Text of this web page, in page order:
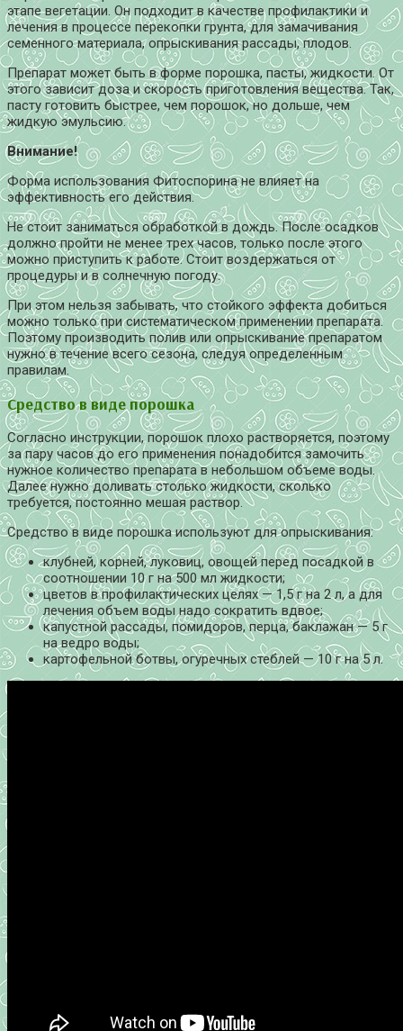
этапе вегетации. Он подходит в качестве профилактики и
лечения в процессе перекопки грунта, для замачивания
семенного материала, опрыскивания рассады, плодов.
Препарат может быть в форме порошка, пасты, жидкости. От
этого зависит доза и скорость приготовления вещества. Так,
пасту готовить быстрее, чем порошок, но дольше, чем
жидкую эмульсию.
Внимание!
Форма использования Фитоспорина не влияет на
эффективность его действия.
Не стоит заниматься обработкой в дождь. После осадков
должно пройти не менее трех часов, только после этого
можно приступить к работе. Стоит воздержаться от
процедуры и в солнечную погоду.
При этом нельзя забывать, что стойкого эффекта добиться
можно только при систематическом применении препарата.
Поэтому производить полив или опрыскивание препаратом
нужно в течение всего сезона, следуя определенным
правилам.
Средство в виде порошка
Согласно инструкции, порошок плохо растворяется, поэтому
за пару часов до его применения понадобится замочить
нужное количество препарата в небольшом объеме воды.
Далее нужно доливать столько жидкости, сколько
требуется, постоянно мешая раствор.
Средство в виде порошка используют для опрыскивания:
клубней, корней, луковиц, овощей перед посадкой в
соотношении 10 г на 500 мл жидкости;
цветов в профилактических целях — 1,5 г на 2 л, а для
лечения объем воды надо сократить вдвое;
капустной рассады, помидоров, перца, баклажан — 5 г
на ведро воды;
картофельной ботвы, огуречных стеблей — 10 г на 5 л.